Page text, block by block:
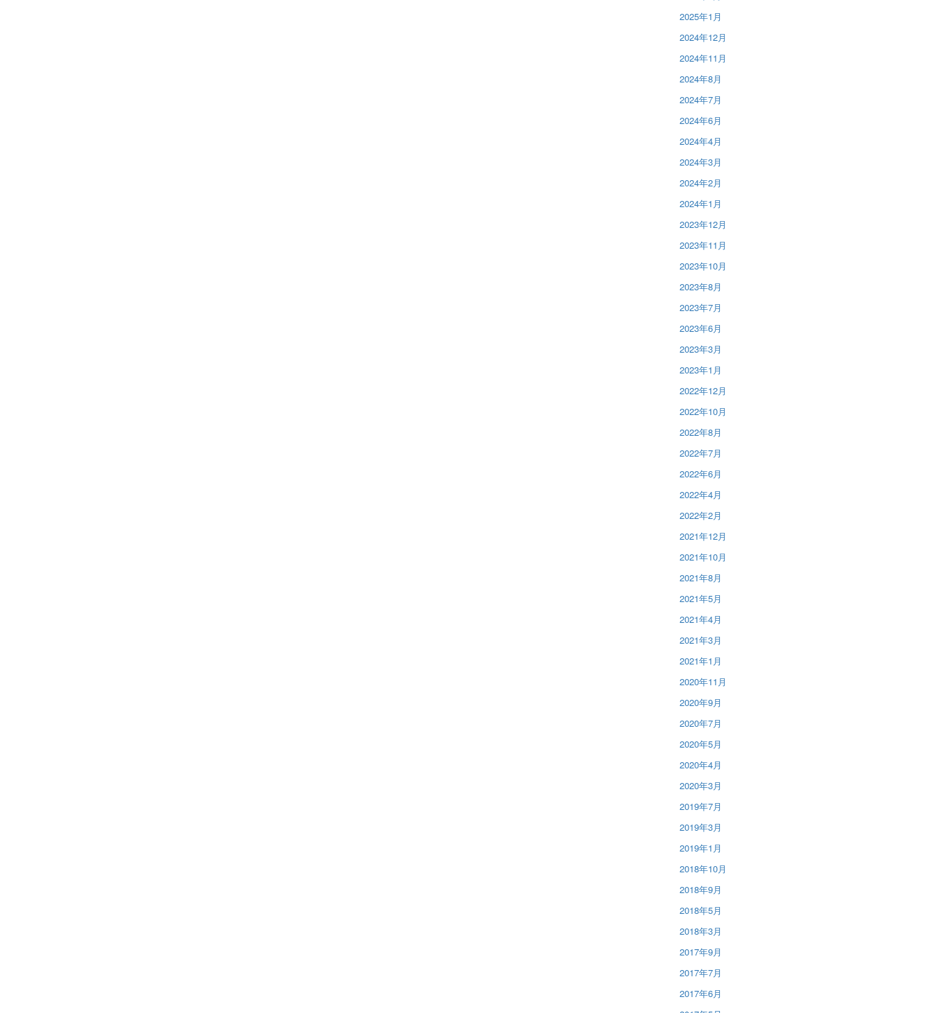
2025年1月
2024年12月
2024年11月
2024年8月
2024年7月
2024年6月
2024年4月
2024年3月
2024年2月
2024年1月
2023年12月
2023年11月
2023年10月
2023年8月
2023年7月
2023年6月
2023年3月
2023年1月
2022年12月
2022年10月
2022年8月
2022年7月
2022年6月
2022年4月
2022年2月
2021年12月
2021年10月
2021年8月
2021年5月
2021年4月
2021年3月
2021年1月
2020年11月
2020年9月
2020年7月
2020年5月
2020年4月
2020年3月
2019年7月
2019年3月
2019年1月
2018年10月
2018年9月
2018年5月
2018年3月
2017年9月
2017年7月
2017年6月